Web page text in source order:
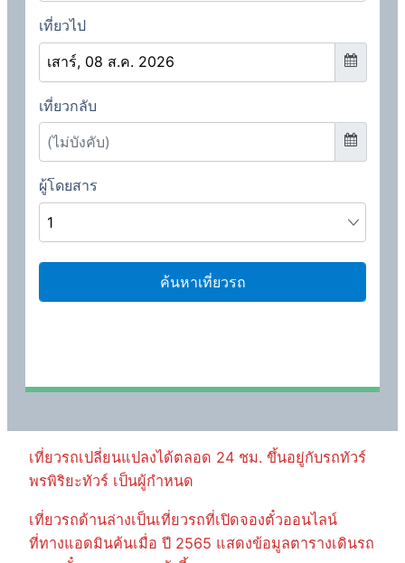
เที่ยวรถเปลี่ยนแปลงได้ตลอด 24 ชม. ขึ้นอยู่กับรถทัวร์
พรพิริยะทัวร์ เป็นผู้กำหนด
เที่ยวรถด้านล่างเป็นเที่ยวรถที่เปิดจองตั๋วออนไลน์
ที่ทางแอดมินค้นเมื่อ ปี 2565 แสดงข้อมูลตารางเดินรถ